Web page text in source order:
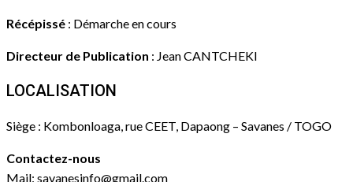
Récépissé : Démarche en cours
Directeur de Publication : Jean CANTCHEKI
LOCALISATION
Siège : Kombonloaga, rue CEET, Dapaong – Savanes / TOGO
Contactez-nous
Mail: savanesinfo@gmail.com